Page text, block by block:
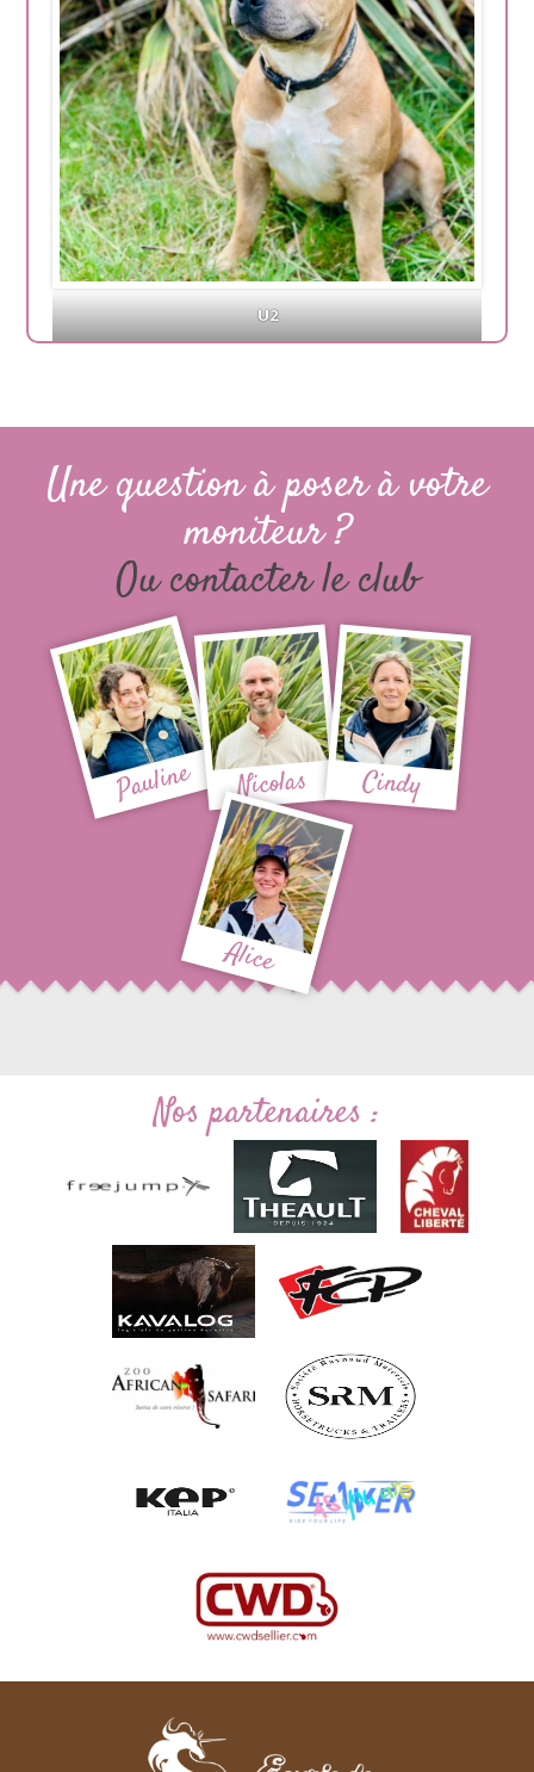
U2
Une question à poser à votre
moniteur ?
Ou contacter le club
Pauline Nicolas Cindy
Alice
Nos partenaires :